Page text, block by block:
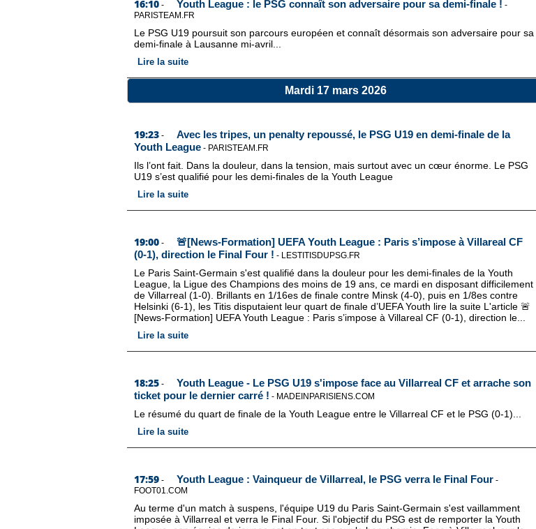
16:10 - Youth League : le PSG connaît son adversaire pour sa demi-finale ! -
PARISTEAM.FR
Le PSG U19 poursuit son parcours européen et connaît désormais son adversaire pour sa
demi-finale à Lausanne mi-avril...
Lire la suite
Mardi 17 mars 2026
19:23 -
Avec les tripes, un penalty repoussé, le PSG U19 en demi-finale de la
Youth League - PARISTEAM.FR
Ils l’ont fait. Dans la douleur, dans la tension, mais surtout avec un cœur énorme. Le PSG
U19 s’est qualifié pour les demi-finales de la Youth League
Lire la suite
19:00 -
🚨[News-Formation] UEFA Youth League : Paris s’impose à Villareal CF
(0-1), direction le Final Four ! - LESTITISDUPSG.FR
Le Paris Saint-Germain s'est qualifié dans la douleur pour les demi-finales de la Youth
League, la Ligue des Champions des moins de 19 ans, ce mardi en disposant difficilement
de Villarreal (1-0). Brillants en 1/16es de finale contre Minsk (4-0), puis en 1/8es contre
Helsinki (6-1), les Titis disputaient leur quart de finale d’UEFA Youth lire la suite L'article 🚨
[News-Formation] UEFA Youth League : Paris s’impose à Villareal CF (0-1), direction le...
Lire la suite
18:25 -
Youth League - Le PSG U19 s'impose face au Villarreal CF et arrache son
ticket pour le dernier carré ! - MADEINPARISIENS.COM
Le résumé du quart de finale de la Youth League entre le Villarreal CF et le PSG (0-1)...
Lire la suite
17:59 - Youth League : Vainqueur de Villarreal, le PSG verra le Final Four -
FOOT01.COM
Au terme d'un match à suspens, l'équipe U19 du Paris Saint-Germain s'est vaillamment
imposée à Villarreal et verra le Final Four. Si l'objectif du PSG est de remporter la Youth